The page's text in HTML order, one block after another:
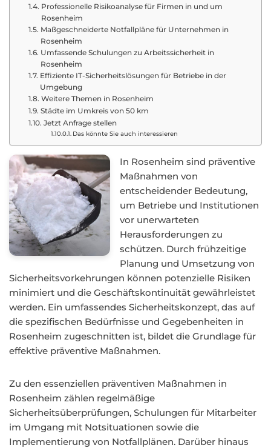
Professionelle Risikoanalyse für Firmen in und um
Rosenheim
Maßgeschneiderte Notfallpläne für Unternehmen in
Rosenheim
Umfassende Schulungen zu Arbeitssicherheit in
Rosenheim
Effiziente IT-Sicherheitslösungen für Betriebe in der
Umgebung
Weitere Themen in Rosenheim
Städte im Umkreis von 50 km
Jetzt Anfrage stellen
Das könnte Sie auch interessieren
In Rosenheim sind präventive
Maßnahmen von
entscheidender Bedeutung,
um Betriebe und Institutionen
vor unerwarteten
Herausforderungen zu
schützen. Durch frühzeitige
Planung und Umsetzung von
Sicherheitsvorkehrungen können potenzielle Risiken
minimiert und die Geschäftskontinuität gewährleistet
werden. Ein umfassendes Sicherheitskonzept, das auf
die spezifischen Bedürfnisse und Gegebenheiten in
Rosenheim zugeschnitten ist, bildet die Grundlage für
effektive präventive Maßnahmen.
Zu den essenziellen präventiven Maßnahmen in
Rosenheim zählen regelmäßige
Sicherheitsüberprüfungen, Schulungen für Mitarbeiter
im Umgang mit Notsituationen sowie die
Implementierung von Notfallplänen. Darüber hinaus